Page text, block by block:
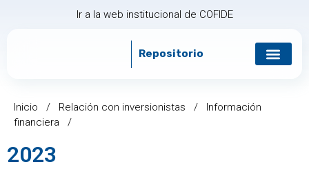
Ir a la web institucional de COFIDE
Repositorio
Inicio / Relación con inversionistas / Información
financiera /
2023